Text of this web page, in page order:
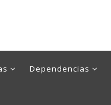
Dependencias